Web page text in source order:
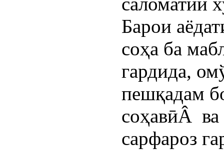
Барои
соҳа ба
гардида,
пешқадам
соҳавӣÂ ва
сарфароз